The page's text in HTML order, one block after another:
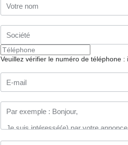
Veuillez vérifier le numéro de téléphone